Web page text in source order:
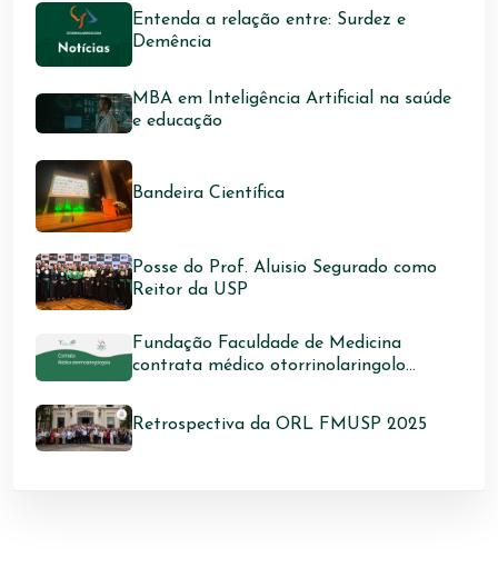
Entenda a relação entre: Surdez e
Demência
MBA em Inteligência Artificial na saúde
e educação
Bandeira Científica
Posse do Prof. Aluisio Segurado como
Reitor da USP
Fundação Faculdade de Medicina
contrata médico otorrinolaringolo...
Retrospectiva da ORL FMUSP 2025